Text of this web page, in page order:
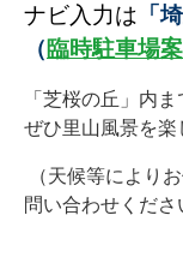
ナビ入力は 「
（臨時駐車場
「芝桜の丘」内
ぜひ里山風景を楽
（天候等により
問い合わせくだ